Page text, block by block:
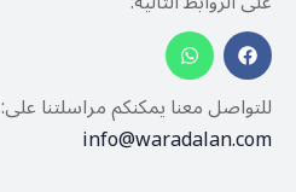
للتواصل معنا يمكنكم مراسلتنا على:
info@waradalan.com